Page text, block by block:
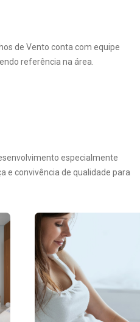
de Vento conta com equipe
referência na área.
especialmente
e convivência de qualidade para